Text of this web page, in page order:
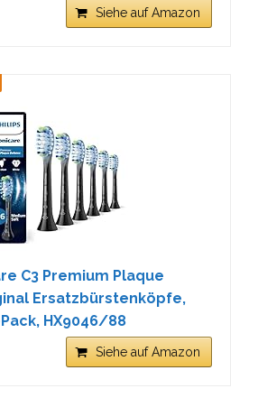
Siehe auf Amazon
C3 Premium Plaque
Ersatzbürstenköpfe,
HX9046/88
Siehe auf Amazon